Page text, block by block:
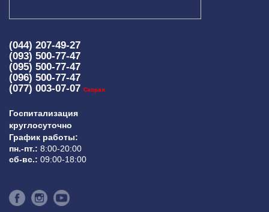
(044) 207-49-27
(093) 500-77-47
(095) 500-77-47
(096) 500-77-47
(077) 003-07-07 Скорая
Госпитализация
круглосуточно
График работы:
пн.-пт.: 8:00-20:00
сб-вс.: 09:00-18:00